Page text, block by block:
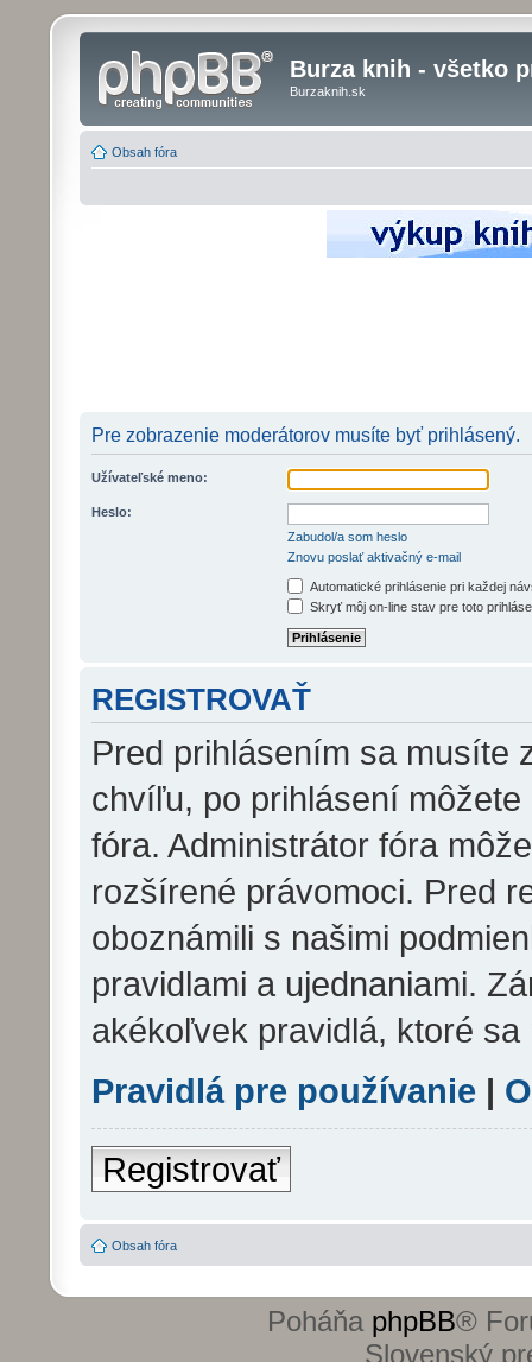
Burza knih - všetko
Burzaknih.sk
Obsah fóra
Pre zobrazenie moderátorov musíte byť prihlásený.
Užívateľské meno:
Heslo:
Zabudol/a som heslo
Znovu poslať aktivačný e-mail
Automatické prihlásenie pri každej
Skryť môj on-line stav pre toto
REGISTROVAŤ
Pred prihlásením sa musíte
chvíľu, po prihlásení
fóra. Administrátor fóra
rozšírené právomoci. Pred
oboznámili s našimi
pravidlami a ujednaniami.
akékoľvek pravidlá, ktoré sa
Pravidlá pre používanie |
Registrovať
Obsah fóra
Poháňa phpBB®
Slovenský